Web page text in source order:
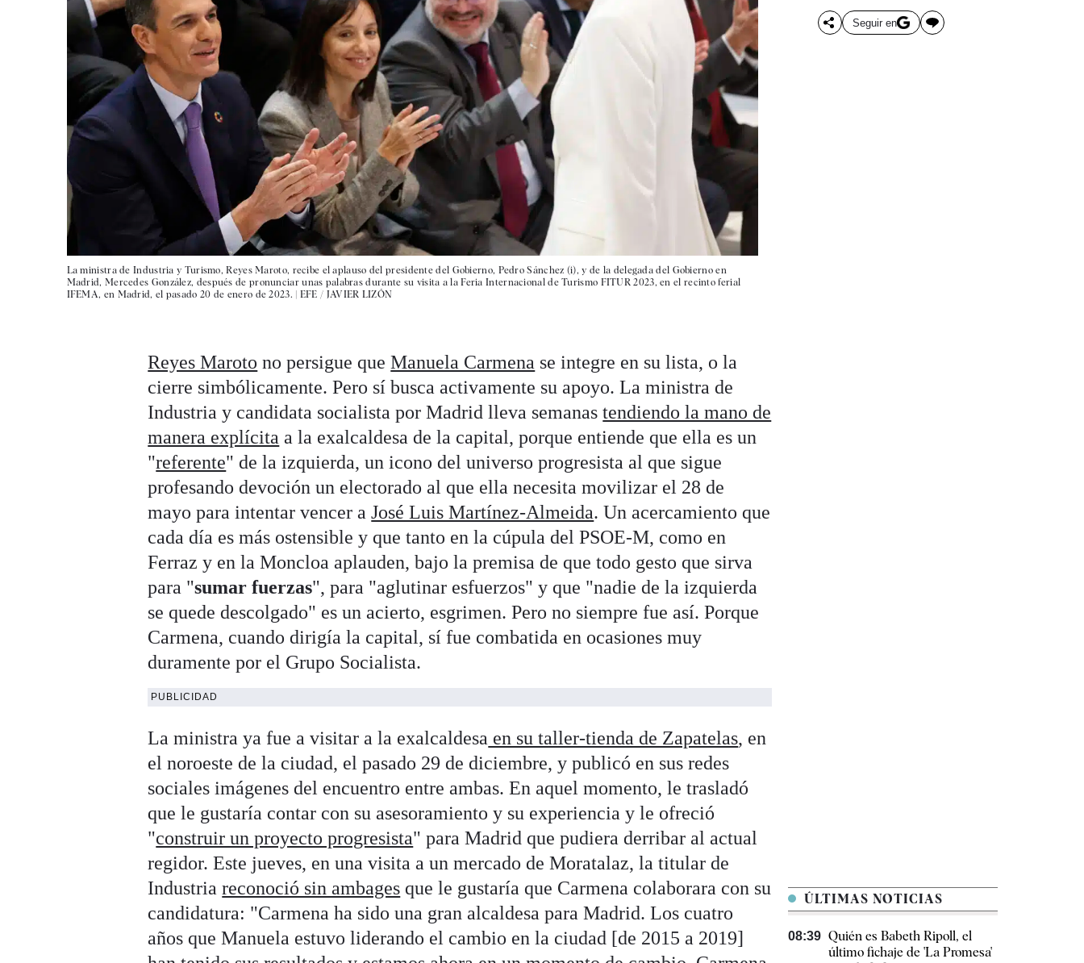
La ministra de Industria y Turismo, Reyes Maroto, recibe el aplauso del presidente del Gobierno, Pedro Sánchez (i), y de la delegada del Gobierno en
Madrid, Mercedes González, después de pronunciar unas palabras durante su visita a la Feria Internacional de Turismo FITUR 2023, en el recinto ferial
IFEMA, en Madrid, el pasado 20 de enero de 2023. | EFE / JAVIER LIZÓN
Seguir en
Reyes Maroto no persigue queManuela Carmena se integre en su lista, o la
cierre simbólicamente. Pero sí busca activamente su apoyo. La ministra de
Industria y candidata socialista por Madrid lleva semanastendiendo la mano de
manera explícita a la exalcaldesa de la capital, porque entiende que ella es un
"referente" de la izquierda, un icono del universo progresista al que sigue
profesando devoción un electorado al que ella necesita movilizar el 28 de
mayo para intentar vencer aJosé Luis Martínez-Almeida. Un acercamiento que
cada día es más ostensible y que tanto en la cúpula del PSOE-M, como en
Ferraz y en la Moncloa aplauden, bajo la premisa de que todo gesto que sirva
para "sumar fuerzas", para "aglutinar esfuerzos" y que "nadie de la izquierda
se quede descolgado" es un acierto, esgrimen. Pero no siempre fue así. Porque
Carmena, cuando dirigía la capital, sí fue combatida en ocasiones muy
duramente por el Grupo Socialista.
PUBLICIDAD
La ministra ya fue a visitar a la exalcaldesa en su taller-tienda de Zapatelas, en
el noroeste de la ciudad, el pasado 29 de diciembre, y publicó en sus redes
sociales imágenes del encuentro entre ambas. En aquel momento, le trasladó
que le gustaría contar con su asesoramiento y su experiencia y le ofreció
"construir un proyecto progresista" para Madrid que pudiera derribar al actual
regidor. Este jueves, en una visita a un mercado de Moratalaz, la titular de
Industriareconoció sin ambages que le gustaría que Carmena colaborara con su
candidatura: "Carmena ha sido una gran alcaldesa para Madrid. Los cuatro
años que Manuela estuvo liderando el cambio en la ciudad [de 2015 a 2019]
ÚLTIMAS NOTICIAS
08:39 Quién es Babeth Ripoll, el
último fichaje de 'La Promesa'